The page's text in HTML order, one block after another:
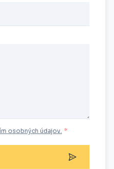
osobných údajov. *